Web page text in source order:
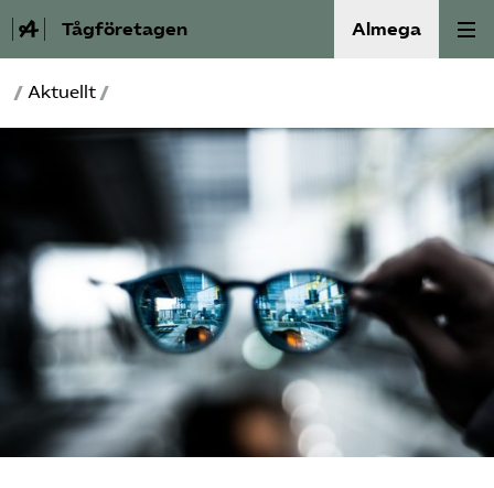
Tågföretagen Almega
Aktuellt
Aktiviteter
Om oss
Kontakt
Mina sidor (almega.se)
/ Aktuellt /